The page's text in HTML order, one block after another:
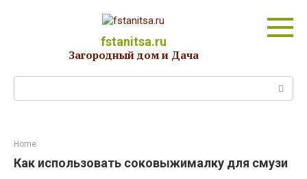
fstanitsa.ru
Загородный дом и Дача
Home
Как использовать соковыжималку для смузи